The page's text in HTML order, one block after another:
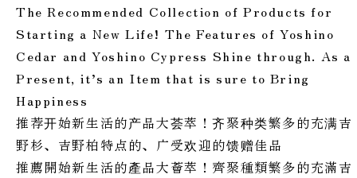
The Recommended Collection of Products for
Starting a New Life! The Features of Yoshino
Cedar and Yoshino Cypress Shine through. As a
Present, it’s an Item that is sure to Bring
Happiness
推荐开始新生活的产品大荟萃！齐聚种类繁多的充满吉
野杉、吉野柏特点的、广受欢迎的馈赠佳品
推薦開始新生活的產品大薈萃！齊聚種類繁多的充滿吉